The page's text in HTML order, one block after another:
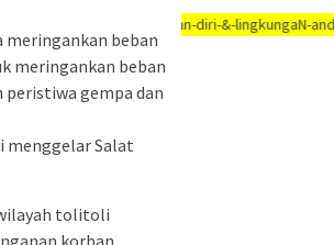
meringankan beban
meringankan beban
gempa dan
menggelar Salat
tolitoli
#rajin-bersikan-diri-&-lingkungaN-anda -